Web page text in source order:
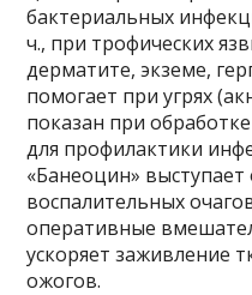
бактериальных
ч., при трофических
дерматите, экземе,
помогает при угрях
показан при
для профилактики
«Банеоцин»
воспалительных
оперативные
ускоряет заживление
ожогов.